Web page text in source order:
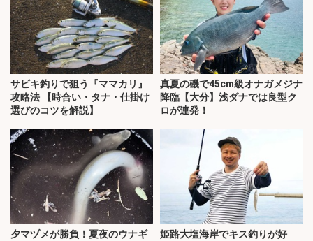
サビキ釣りで狙う『ママカリ』
攻略法 【時合い・タナ・仕掛け
選びのコツを解説】
真夏の磯で45cm級オナガメジナ
降臨【大分】浅ダナでは良型ク
ロが連発！
夕マヅメが勝負！夏夜のウナギ
姫路大塩海岸でキス釣りが好